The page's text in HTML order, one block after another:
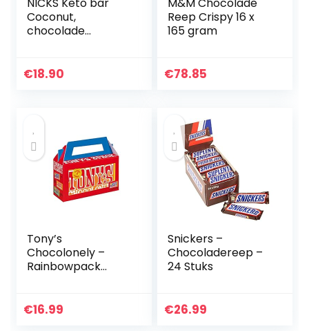
NICKS Keto bar
Coconut,
chocolade
toegevoegde
€18.90
M&M Chocolade
Reep Crispy 16 x
165 gram
€78.85
Tony’s
Chocolonely –
Rainbowpack
Verschillende
€16.99
Snickers –
Chocoladereep –
24 Stuks
€26.99